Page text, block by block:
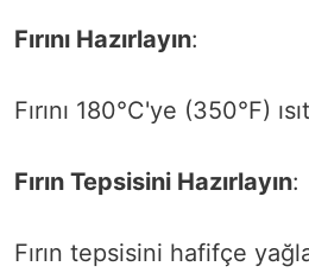
Fırını Hazırlayın:
Fırını 180°C'ye (350°F)
Fırın Tepsisini Hazırlayın:
Fırın tepsisini hafifçe